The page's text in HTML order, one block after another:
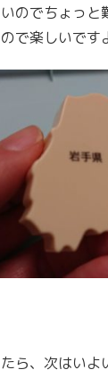
のでちょっと
で楽しいです
ら、次はいよ